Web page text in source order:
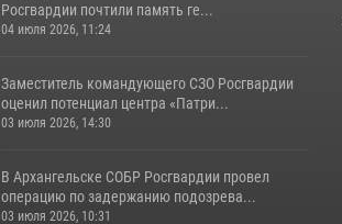
Росгвардии почтили память ге...
04 июля 2026, 11:24
Заместитель командующего СЗО Росгвардии
оценил потенциал центра «Патри...
03 июля 2026, 14:30
В Архангельске СОБР Росгвардии провел
операцию по задержанию подозрева...
03 июля 2026, 10:31